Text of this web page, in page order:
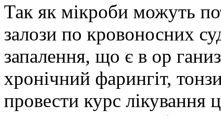
Так як мікроби можуть
залози по кровоносних
запалення, що є в ор
хронічний фарингіт,
провести курс лікування